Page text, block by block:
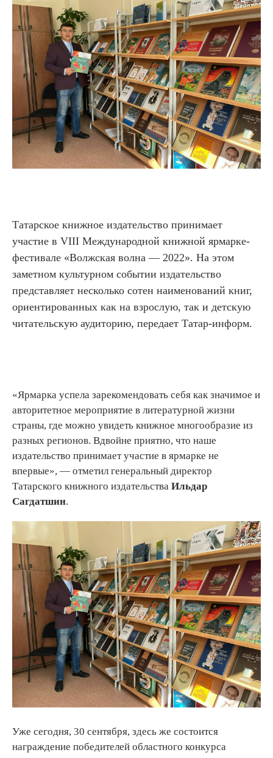
Татарское книжное издательство принимает
участие в VIII Международной книжной ярмарке-
фестивале «Волжская волна — 2022». На этом
заметном культурном событии издательство
представляет несколько сотен наименований книг,
ориентированных как на взрослую, так и детскую
читательскую аудиторию, передает Татар-информ.
«Ярмарка успела зарекомендовать себя как значимое и
авторитетное мероприятие в литературной жизни
страны, где можно увидеть книжное многообразие из
разных регионов. Вдвойне приятно, что наше
издательство принимает участие в ярмарке не
впервые», — отметил генеральный директор
Татарского книжного издательства Ильдар
Сагдатшин.
Уже сегодня, 30 сентября, здесь же состоится
награждение победителей областного конкурса